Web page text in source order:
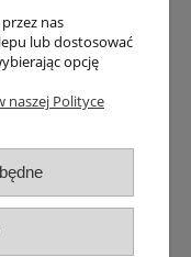
się
nas
lub dostosować
opcję
naszej Polityce